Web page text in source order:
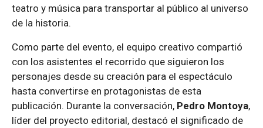
teatro y música para transportar al público al universo
de la historia.
Como parte del evento, el equipo creativo compartió
con los asistentes el recorrido que siguieron los
personajes desde su creación para el espectáculo
hasta convertirse en protagonistas de esta
publicación. Durante la conversación, Pedro Montoya,
líder del proyecto editorial, destacó el significado de